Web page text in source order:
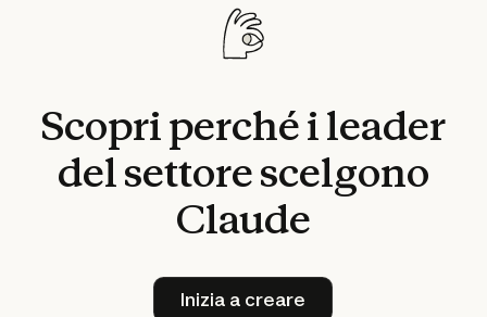
Scopriperchéileader
delsettorescelgono
Claude
Inizia a creare
Inizia a creare